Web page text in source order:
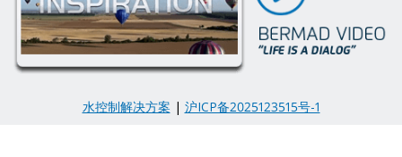
水控制解决方案 | 沪ICP备2025123515号-1